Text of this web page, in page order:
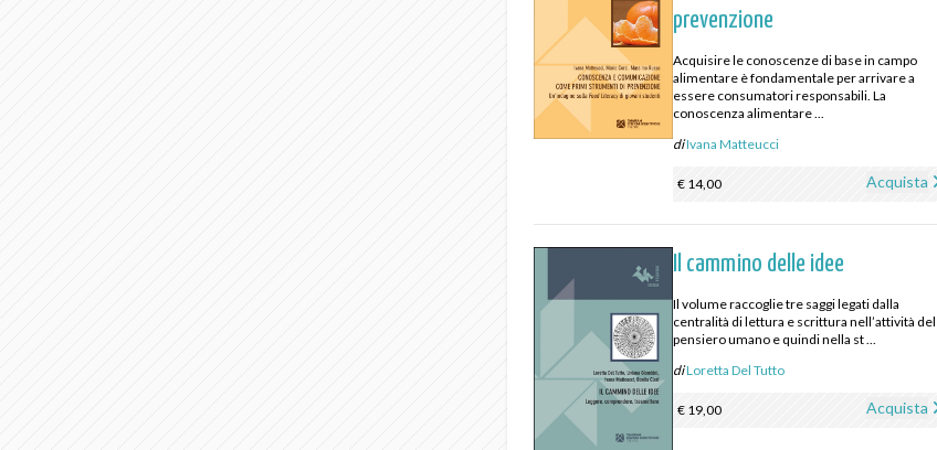
prevenzione
Acquisire le conoscenze di base in campo
alimentare è fondamentale per arrivare a
essere consumatori responsabili. La
conoscenza alimentare ...
diIvana Matteucci
€ 14,00 Acquista
Il cammino delle idee
Il volume raccoglie tre saggi legati dalla
centralità di lettura e scrittura nell’attività del
pensiero umano e quindi nella st ...
diLoretta Del Tutto
€ 19,00 Acquista